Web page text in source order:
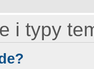
i typy